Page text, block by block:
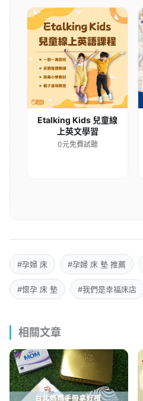
Etalking Kids 兒童線
上英文學習
0元免費試聽
#孕婦 床 #孕婦 床 墊 推薦
#懷孕 床 墊 #我們是幸福床店
相關文章